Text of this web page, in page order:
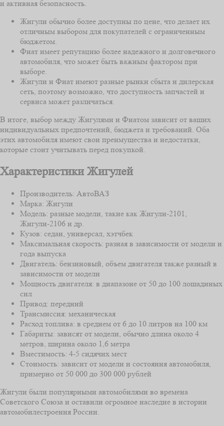
и активная безопасность.
Жигули обычно более доступны по цене, что делает их
отличным выбором для покупателей с ограниченным
бюджетом.
Фиат имеет репутацию более надежного и долговечного
автомобиля, что может быть важным фактором при
выборе.
Жигули и Фиат имеют разные рынки сбыта и дилерская
сеть, поэтому возможно, что доступность запчастей и
сервиса может различаться.
В итоге, выбор между Жигулями и Фиатом зависит от ваших
индивидуальных предпочтений, бюджета и требований. Оба
этих автомобиля имеют свои преимущества и недостатки,
которые стоит учитывать перед покупкой.
Характеристики Жигулей
Производитель: АвтоВАЗ
Марка: Жигули
Модель: разные модели, такие как Жигули-2101,
Жигули-2106 и др.
Кузов: седан, универсал, хэтчбек
Максимальная скорость: разная в зависимости от модели и
года выпуска
Двигатель: бензиновый, объем двигателя также разный в
зависимости от модели
Мощность двигателя: в диапазоне от 50 до 100 лошадиных
сил
Привод: передний
Трансмиссия: механическая
Расход топлива: в среднем от 6 до 10 литров на 100 км
Габариты: зависят от модели, обычно длина около 4
метров, ширина около 1,6 метра
Вместимость: 4-5 сидячих мест
Стоимость: зависит от модели и состояния автомобиля,
примерно от 50 000 до 300 000 рублей
Жигули были популярными автомобилями во времена
Советского Союза и оставили огромное наследие в истории
автомобилестроения России.